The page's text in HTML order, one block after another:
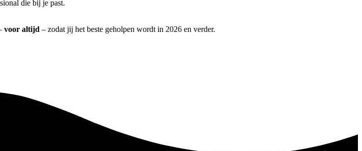
die bij je past.
voor altijd – zodat jij het beste geholpen wordt in 2026 en verder.